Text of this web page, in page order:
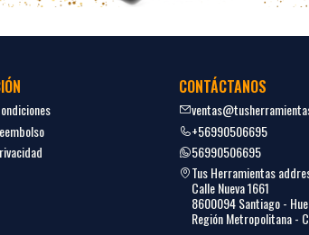
CONTÁCTANOS
+56990506695
56990506695
Tus Herramientas
Calle Nueva 1661
8600094 Santiago -
Región Metropolitana -